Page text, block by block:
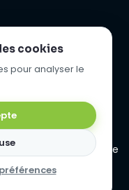
cookies
pour analyser le
- 2026 Agence Digitale